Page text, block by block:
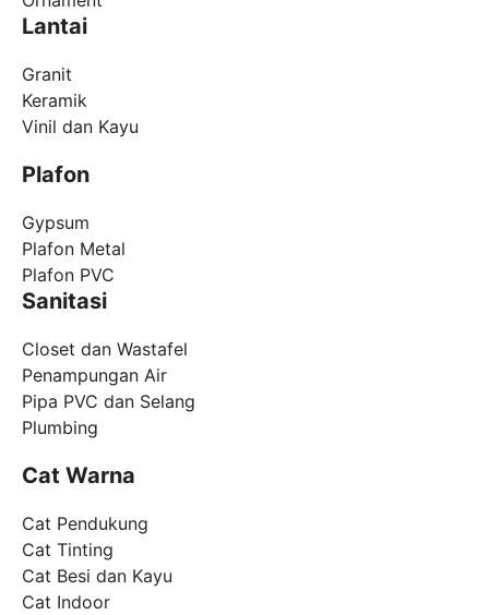
Lantai
Granit
Keramik
Vinil dan Kayu
Plafon
Gypsum
Plafon Metal
Plafon PVC
Sanitasi
Closet dan Wastafel
Penampungan Air
Pipa PVC dan Selang
Plumbing
Cat Warna
Cat Pendukung
Cat Tinting
Cat Besi dan Kayu
Cat Indoor